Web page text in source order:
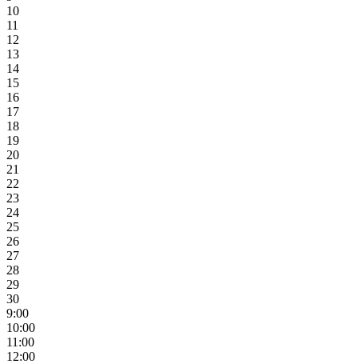
10
11
12
13
14
15
16
17
18
19
20
21
22
23
24
25
26
27
28
29
30
9:00
10:00
11:00
12:00